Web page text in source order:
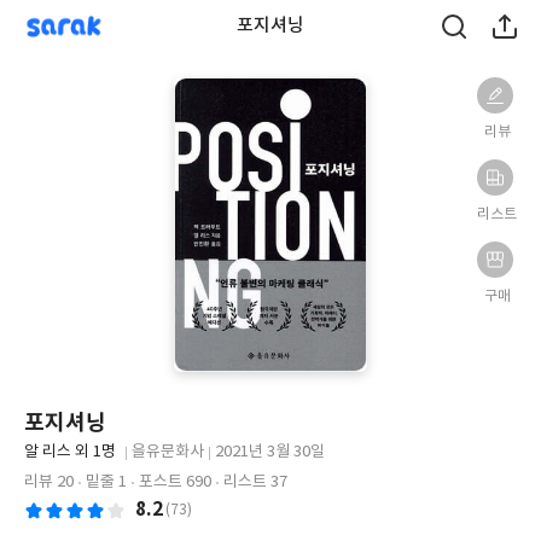
sarak 포지셔닝
리뷰
리스트
구매
포지셔닝
글
쓴
알 리스 외 1명
출
사
을유문화사
출
2021년 3월 30일
리뷰 20
밑줄 1 포스트 690 리스트 37
8.2 (73)